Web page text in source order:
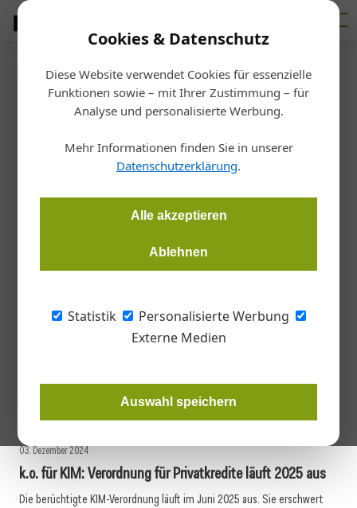
Cookies & Datenschutz
Diese Website verwendet Cookies für essenzielle
Funktionen sowie – mit Ihrer Zustimmung – für
Analyse und personalisierte Werbung.
Mehr Informationen finden Sie in unserer
Datenschutzerklärung.
Alle akzeptieren
Ablehnen
Statistik
Personalisierte Werbung
Externe Medien
Auswahl speichern
Artikel von Martin
Hehemann
Der Köder, der Fisch und seine Mutter
25. März 2025
„Das war leider nichts“
Altes neu denken
Bauindustrie zur Jahrestagung Bau 2024 ein.
boomt
3D-Laserscanner revolutionieren die Vermessung am Bau. Sie sind auch
03. Dezember 2024
k.o. für KIM: Verordnung für Privatkredite läuft 2025 aus
Die berüchtigte KIM-Verordnung läuft im Juni 2025 aus. Sie erschwert